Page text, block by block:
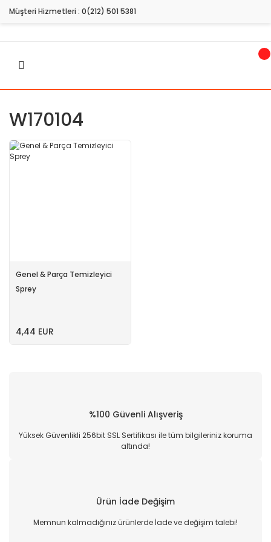
Müşteri Hizmetleri : 0(212) 501 5381
W170104
Genel & Parça Temizleyici
Sprey
4,44 EUR
%100 Güvenli Alışveriş
Yüksek Güvenlikli 256bit SSL Sertifikası ile tüm bilgileriniz koruma
altında!
Ürün İade Değişim
Memnun kalmadığınız ürünlerde İade ve değişim talebi!